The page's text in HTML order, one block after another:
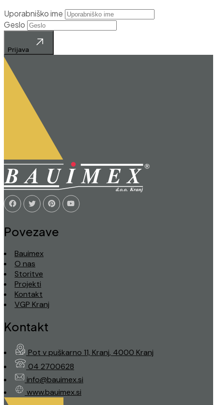
Uporabniško ime
Geslo
Prijava
Povezave
Bauimex
O nas
Storitve
Projekti
Kontakt
VGP Kranj
Kontakt
Pot v puškarno 11, Kranj, 4000 Kranj
04 2700628
info@bauimex.si
www.bauimex.si